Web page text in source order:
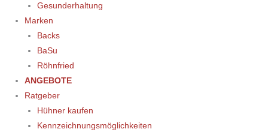
Gesunderhaltung
Marken
Backs
BaSu
Röhnfried
ANGEBOTE
Ratgeber
Hühner kaufen
Kennzeichnungsmöglichkeiten